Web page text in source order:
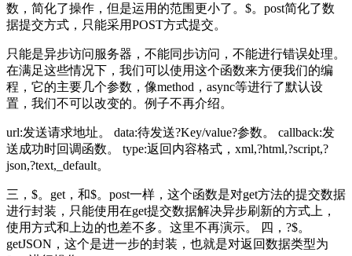
数，简化了操作，但是运用的范围更小了。$。post简化了数
据提交方式，只能采用POST方式提交。
只能是异步访问服务器，不能同步访问，不能进行错误处理。
在满足这些情况下，我们可以使用这个函数来方便我们的编
程，它的主要几个参数，像method，async等进行了默认设
置，我们不可以改变的。例子不再介绍。
url:发送请求地址。 data:待发送?Key/value?参数。 callback:发
送成功时回调函数。 type:返回内容格式，xml,?html,?script,?
json,?text,_default。
三，$。get，和$。post一样，这个函数是对get方法的提交数据
进行封装，只能使用在get提交数据解决异步刷新的方式上，
使用方式和上边的也差不多。这里不再演示。 四，?$。
getJSON，这个是进一步的封装，也就是对返回数据类型为